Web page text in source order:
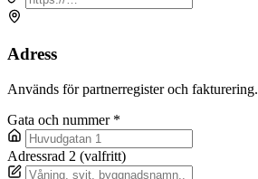
Adress
Används för partnerregister och fakturering.
Gata och nummer*
Adressrad 2 (valfritt)